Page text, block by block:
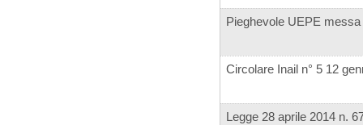
Pieghevole UEPE
Circolare Inail n° 5 12
Legge 28 aprile 2014 n.